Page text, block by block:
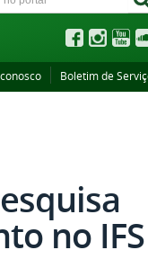
Boletim de
no IFS